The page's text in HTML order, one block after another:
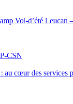
Vol-d’été Leucan
CSN
au cœur des services